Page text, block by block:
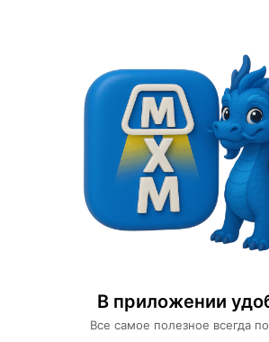
В приложении
Все самое полезное всегда
Категории
Мебель для
Освещение для дома
Торшер черный Elymtrex,
LED, металл, 20 Вт